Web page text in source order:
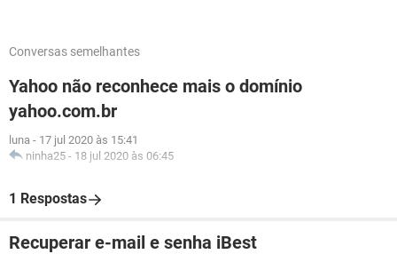
Conversas semelhantes
Yahoo não reconhece mais o domínio
yahoo.com.br
luna - 17 jul 2020 às 15:41
ninha25 - 18 jul 2020 às 06:45
1 Respostas
Recuperar e-mail e senha iBest